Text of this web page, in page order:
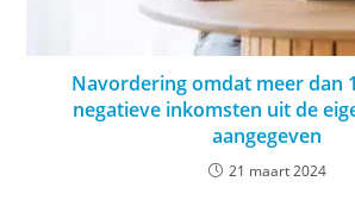
Navordering omdat meer dan
negatieve inkomsten uit de
aangegeven
21 maart 2024